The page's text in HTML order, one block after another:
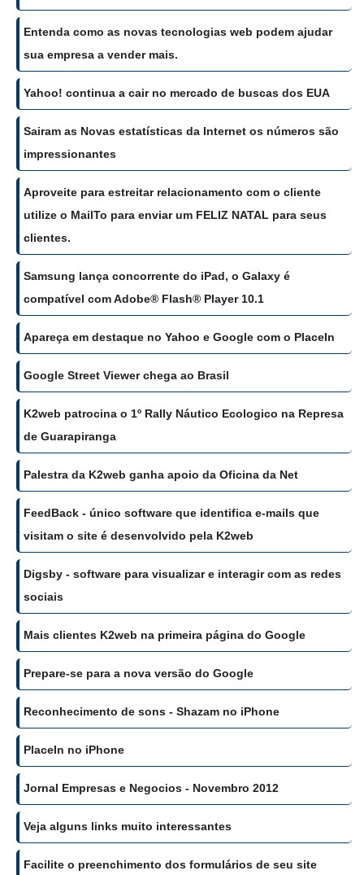
Entenda como as novas tecnologias web podem ajudar
sua empresa a vender mais.
Yahoo! continua a cair no mercado de buscas dos EUA
Sairam as Novas estatísticas da Internet os números são
impressionantes
Aproveite para estreitar relacionamento com o cliente
utilize o MailTo para enviar um FELIZ NATAL para seus
clientes.
Samsung lança concorrente do iPad, o Galaxy é
compatível com Adobe® Flash® Player 10.1
Apareça em destaque no Yahoo e Google com o PlaceIn
Google Street Viewer chega ao Brasil
K2web patrocina o 1º Rally Náutico Ecologico na Represa
de Guarapiranga
Palestra da K2web ganha apoio da Oficina da Net
FeedBack - único software que identifica e-mails que
visitam o site é desenvolvido pela K2web
Digsby - software para visualizar e interagir com as redes
sociais
Mais clientes K2web na primeira página do Google
Prepare-se para a nova versão do Google
Reconhecimento de sons - Shazam no iPhone
PlaceIn no iPhone
Jornal Empresas e Negocios - Novembro 2012
Veja alguns links muito interessantes
Facilite o preenchimento dos formulários de seu site